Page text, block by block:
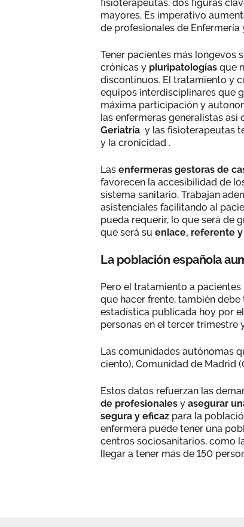
fisioterapeutas, dos figuras
mayores. Es imperativo
de profesionales de Enfermería
Tener pacientes más longevos
crónicas y pluripatologías que
discontinuos. El tratamiento y
equipos interdisciplinares que
máxima participación y
las enfermeras generalistas así
Geriatría y las fisioterapeutas
y la cronicidad .
Las enfermeras gestoras de
favorecen la accesibilidad de
sistema sanitario. Trabajan
asistenciales facilitando al
pueda requerir, lo que será de
que será su enlace, referente
La población española
Pero el tratamiento a
que hacer frente, también
estadística publicada hoy por
personas en el tercer trimestre
Las comunidades autónomas
ciento), Comunidad de Madrid
Estos datos refuerzan las
de profesionales y asegurar
segura y eficaz para la
enfermera puede tener una
centros sociosanitarios, como
llegar a tener más de 150